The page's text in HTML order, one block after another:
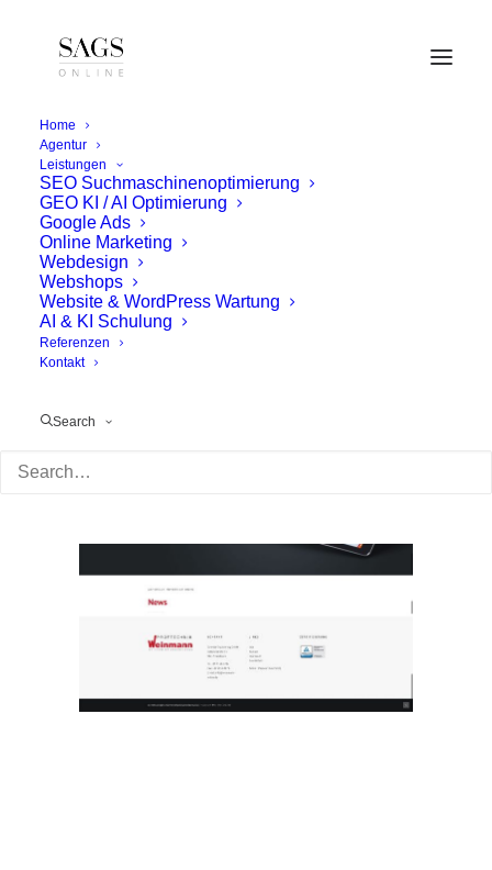
Home
Agentur
Leistungen
SEO Suchmaschinenoptimierung
GEO KI / AI Optimierung
Google Ads
Online Marketing
Webdesign
Webshops
Website & WordPress Wartung
AI & KI Schulung
Referenzen
Kontakt
Search